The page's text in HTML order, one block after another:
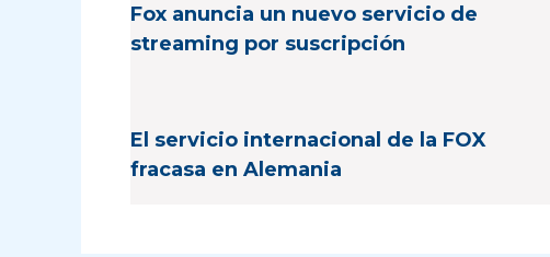
Fox anuncia un nuevo servicio de
streaming por suscripción
El servicio internacional de la FOX
fracasa en Alemania